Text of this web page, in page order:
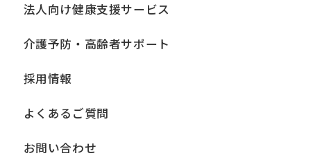
法人向け健康支援サービス
介護予防・高齢者サポート
採用情報
よくあるご質問
お問い合わせ